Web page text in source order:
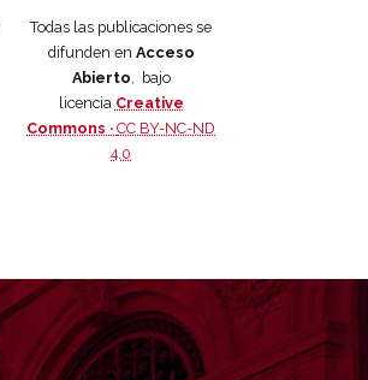
Todas las publicaciones se
difunden en Acceso
Abierto , bajo
licencia Creative
Commons ·CC BY-NC-ND
4.0